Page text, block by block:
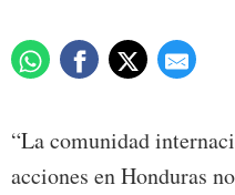
“La comunidad
acciones en Honduras